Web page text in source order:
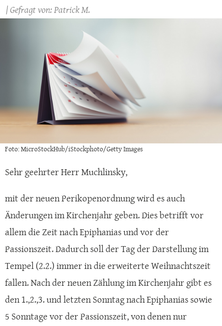
Patrick M.
Foto: MicroStockHub/iStockphoto/Getty Images
Sehr geehrter Herr Muchlinsky,
mit der neuen Perikopenordnung wird es auch
Änderungen im Kirchenjahr geben. Dies betrifft vor
allem die Zeit nach Epiphanias und vor der
Passionszeit. Dadurch soll der Tag der Darstellung im
Tempel (2.2.) immer in die erweiterte Weihnachtszeit
fallen. Nach der neuen Zählung im Kirchenjahr gibt es
den 1.,2.,3. und letzten Sonntag nach Epiphanias sowie
5 Sonntage vor der Passionszeit, von denen nur